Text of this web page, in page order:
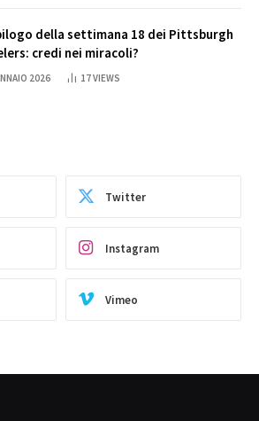
della settimana 18 dei Pittsburgh
credi nei miracoli?
2026 17VIEWS
Twitter
Instagram
Vimeo